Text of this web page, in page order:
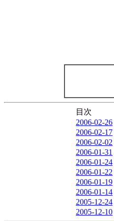
目次
2006-02-26
2006-02-17
2006-02-02
2006-01-31
2006-01-24
2006-01-22
2006-01-19
2006-01-14
2005-12-24
2005-12-10